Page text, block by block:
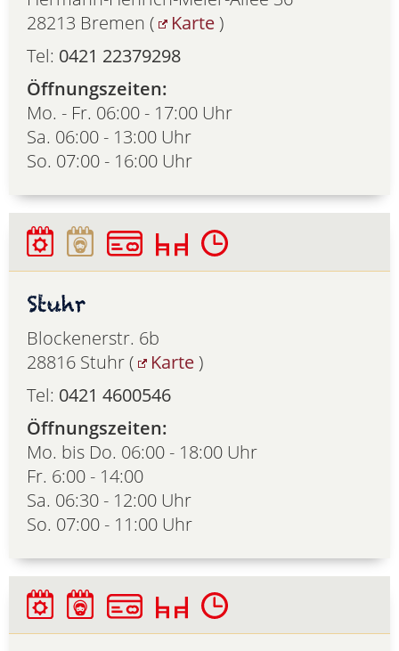
28213 Bremen (
Karte )
Tel: 0421 22379298
Öffnungszeiten:
Mo. - Fr. 06:00 - 17:00 Uhr
Sa. 06:00 - 13:00 Uhr
So. 07:00 - 16:00 Uhr
Stuhr
Blockenerstr. 6b
28816 Stuhr (
Karte )
Tel: 0421 4600546
Öffnungszeiten:
Mo. bis Do. 06:00 - 18:00 Uhr
Fr. 6:00 - 14:00
Sa. 06:30 - 12:00 Uhr
So. 07:00 - 11:00 Uhr